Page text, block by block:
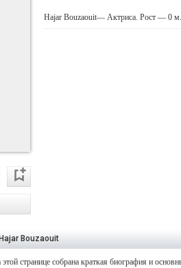
Hajar Bouzaouit— Актриса. Рост — 0 м.
Bouzaouit
странице собрана краткая биография и